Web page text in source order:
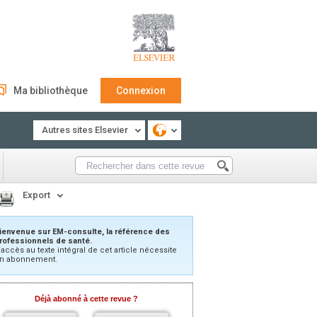
Ma bibliothèque Connexion
Autres sites Elsevier
Export
sur EM-consulte, la référence des
de santé.
au texte intégral de cet article nécessite
abonnement.
Déjà abonné à cette revue ?